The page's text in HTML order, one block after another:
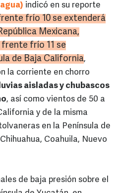
indicó en su reporte
frío 10 se extenderá
Mexicana,
frío 11 se
de Baja California,
la corriente en chorro
aisladas y chubascos
, así como vientos de 50 a
y de la misma
en la Península de
Coahuila, Nuevo
de baja presión sobre el